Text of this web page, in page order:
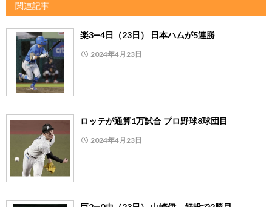
関連記事
楽3―4日（23日） 日本ハムが5連勝
2024年4月23日
ロッテが通算1万試合 プロ野球8球団目
2024年4月23日